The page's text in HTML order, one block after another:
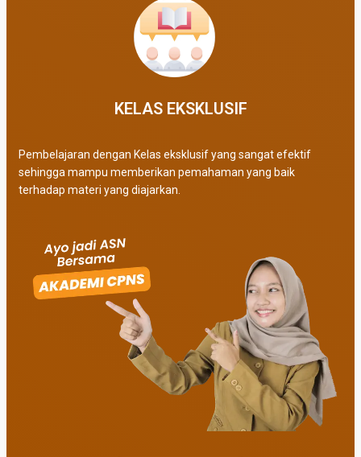
KELAS EKSKLUSIF​
Pembelajaran dengan Kelas eksklusif yang sangat efektif
sehingga mampu memberikan pemahaman yang baik
terhadap materi yang diajarkan.